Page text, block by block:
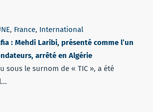
, France, International
: Mehdi Laribi, présenté comme l’un
arrêté en Algérie
sous le surnom de « TIC », a été